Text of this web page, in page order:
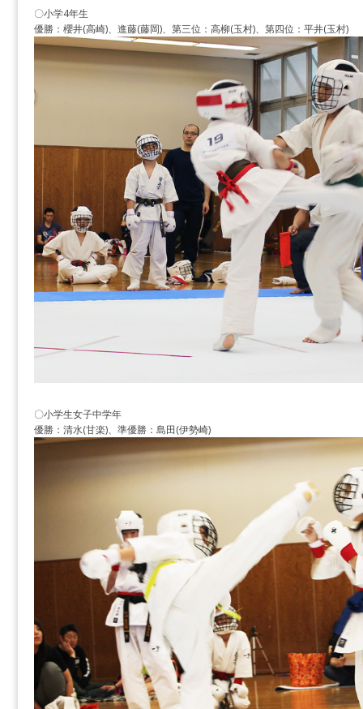
〇小学4年生
優勝：櫻井(高崎)、進藤(藤岡)、第三位：高柳(玉村)、第四位：平井(玉村)
〇小学生女子中学年
優勝：清水(甘楽)、準優勝：島田(伊勢崎)